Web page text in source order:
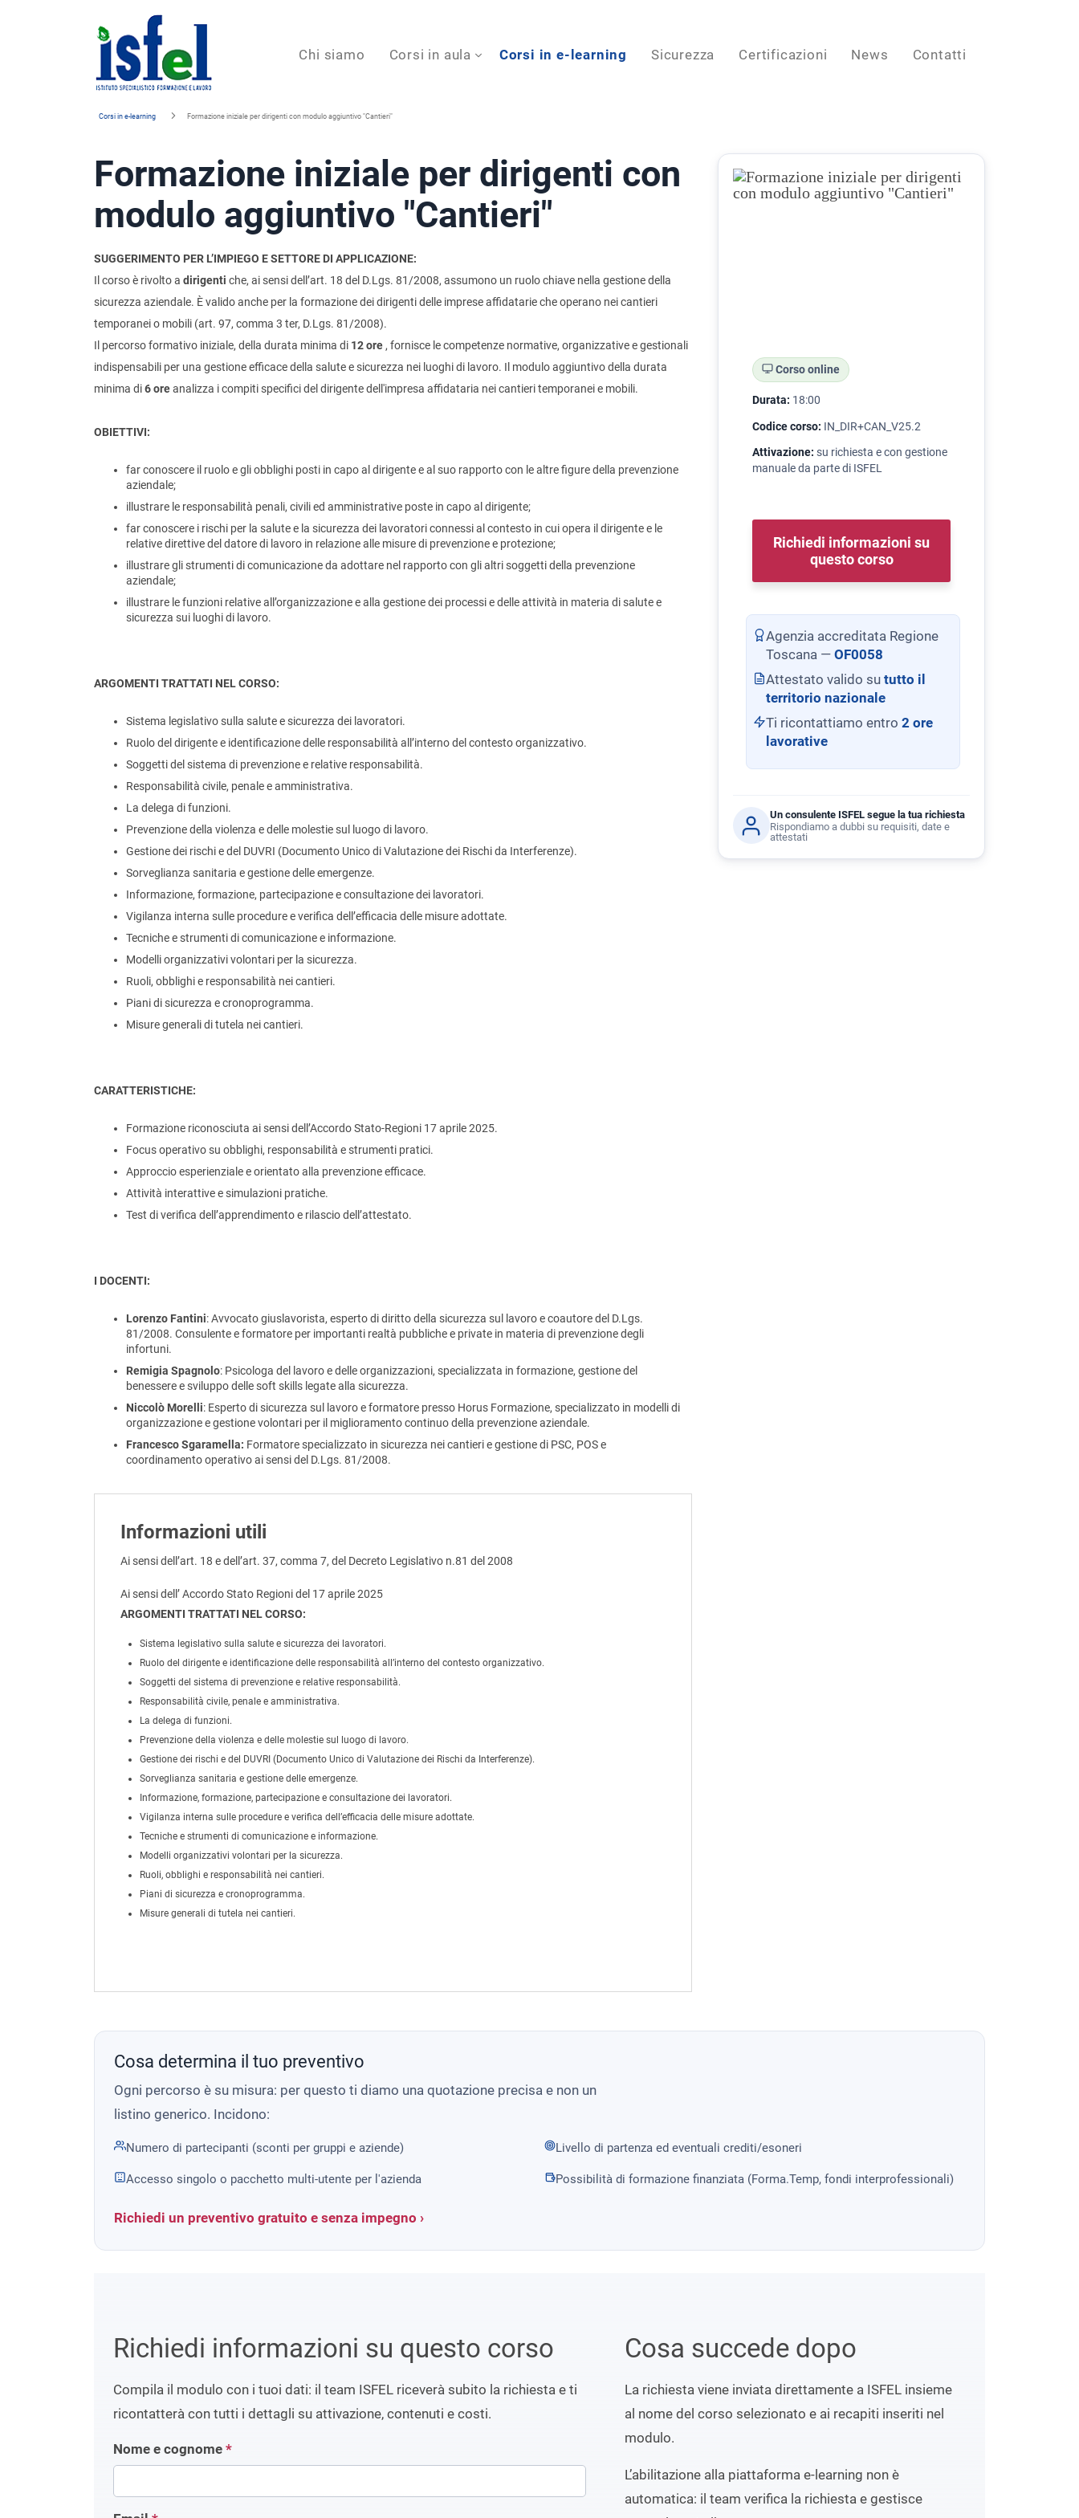
Istituto
formazione
e
lavoro
Chi siamo Corsi in aula Corsi in e-learning Sicurezza Certificazioni News Contatti
Corsi in e-learning Formazione iniziale per dirigenti con modulo aggiuntivo "Cantieri"
Formazione iniziale per dirigenti con
modulo aggiuntivo "Cantieri"
SUGGERIMENTO PER L’IMPIEGO E SETTORE DI APPLICAZIONE:
Il corso è rivolto a dirigenti che, ai sensi dell’art. 18 del D.Lgs. 81/2008, assumono un ruolo chiave nella gestione della
sicurezza aziendale. È valido anche per la formazione dei dirigenti delle imprese affidatarie che operano nei cantieri
temporanei o mobili (art. 97, comma 3 ter, D.Lgs. 81/2008).
Il percorso formativo iniziale, della durata minima di 12 ore, fornisce le competenze normative, organizzative e gestionali
indispensabili per una gestione efficace della salute e sicurezza nei luoghi di lavoro. Il modulo aggiuntivo della durata
minima di6 oreanalizza i compiti specifici del dirigente dell'impresa affidataria nei cantieri temporanei e mobili.
OBIETTIVI:
far conoscere il ruolo e gli obblighi posti in capo al dirigente e al suo rapporto con le altre figure della prevenzione
aziendale;
illustrare le responsabilità penali, civili ed amministrative poste in capo al dirigente;
far conoscere i rischi per la salute e la sicurezza dei lavoratori connessi al contesto in cui opera il dirigente e le
relative direttive del datore di lavoro in relazione alle misure di prevenzione e protezione;
illustrare gli strumenti di comunicazione da adottare nel rapporto con gli altri soggetti della prevenzione
aziendale;
illustrare le funzioni relative all’organizzazione e alla gestione dei processi e delle attività in materia di salute e
sicurezza sui luoghi di lavoro.
ARGOMENTI TRATTATI NEL CORSO:
Sistema legislativo sulla salute e sicurezza dei lavoratori.
Ruolo del dirigente e identificazione delle responsabilità all’interno del contesto organizzativo.
Soggetti del sistema di prevenzione e relative responsabilità.
Responsabilità civile, penale e amministrativa.
La delega di funzioni.
Prevenzione della violenza e delle molestie sul luogo di lavoro.
Gestione dei rischi e del DUVRI (Documento Unico di Valutazione dei Rischi da Interferenze).
Sorveglianza sanitaria e gestione delle emergenze.
Informazione, formazione, partecipazione e consultazione dei lavoratori.
Vigilanza interna sulle procedure e verifica dell’efficacia delle misure adottate.
Tecniche e strumenti di comunicazione e informazione.
Modelli organizzativi volontari per la sicurezza.
Ruoli, obblighi e responsabilità nei cantieri.
Piani di sicurezza e cronoprogramma.
Misure generali di tutela nei cantieri.
CARATTERISTICHE:
Formazione riconosciuta ai sensi dell’Accordo Stato-Regioni 17 aprile 2025.
Focus operativo su obblighi, responsabilità e strumenti pratici.
Approccio esperienziale e orientato alla prevenzione efficace.
Attività interattive e simulazioni pratiche.
Test di verifica dell’apprendimento e rilascio dell’attestato.
I DOCENTI:
Lorenzo Fantini: Avvocato giuslavorista, esperto di diritto della sicurezza sul lavoro e coautore del D.Lgs.
81/2008. Consulente e formatore per importanti realtà pubbliche e private in materia di prevenzione degli
infortuni.
Remigia Spagnolo: Psicologa del lavoro e delle organizzazioni, specializzata in formazione, gestione del
benessere e sviluppo delle soft skills legate alla sicurezza.
Niccolò Morelli: Esperto di sicurezza sul lavoro e formatore presso Horus Formazione, specializzato in modelli di
organizzazione e gestione volontari per il miglioramento continuo della prevenzione aziendale.
Francesco Sgaramella: Formatore specializzato in sicurezza nei cantieri e gestione di PSC, POS e
coordinamento operativo ai sensi del D.Lgs. 81/2008.
Informazioni utili
Ai sensi dell’art. 18 e dell’art. 37, comma 7, del Decreto Legislativo n.81 del 2008
Ai sensi dell’ Accordo Stato Regioni del 17 aprile 2025
ARGOMENTI TRATTATI NEL CORSO:
Sistema legislativo sulla salute e sicurezza dei lavoratori.
Ruolo del dirigente e identificazione delle responsabilità all’interno del contesto organizzativo.
Soggetti del sistema di prevenzione e relative responsabilità.
Responsabilità civile, penale e amministrativa.
La delega di funzioni.
Prevenzione della violenza e delle molestie sul luogo di lavoro.
Gestione dei rischi e del DUVRI (Documento Unico di Valutazione dei Rischi da Interferenze).
Sorveglianza sanitaria e gestione delle emergenze.
Informazione, formazione, partecipazione e consultazione dei lavoratori.
Vigilanza interna sulle procedure e verifica dell’efficacia delle misure adottate.
Tecniche e strumenti di comunicazione e informazione.
Modelli organizzativi volontari per la sicurezza.
Ruoli, obblighi e responsabilità nei cantieri.
Piani di sicurezza e cronoprogramma.
Misure generali di tutela nei cantieri.
Corso online
Durata: 18:00
Codice corso: IN_DIR+CAN_V25.2
Attivazione: su richiesta e con gestione
manuale da parte di ISFEL
Richiedi informazioni su
questo corso
Agenzia accreditata Regione
Toscana —OF0058
Attestato valido sututto il
territorio nazionale
Ti ricontattiamo entro2 ore
lavorative
Un consulente ISFEL segue la tua richiesta
Rispondiamo a dubbi su requisiti, date e
attestati
Cosa determina il tuo preventivo
Ogni percorso è su misura: per questo ti diamo una quotazione precisa e non un
listino generico. Incidono:
Numero di partecipanti (sconti per gruppi e aziende) Livello di partenza ed eventuali crediti/esoneri
Accesso singolo o pacchetto multi-utente per l'azienda Possibilità di formazione finanziata (Forma.Temp, fondi interprofessionali)
Richiedi un preventivo gratuito e senza impegno ›
Richiedi informazioni su questo corso
Compila il modulo con i tuoi dati: il team ISFEL riceverà subito la richiesta e ti
ricontatterà con tutti i dettagli su attivazione, contenuti e costi.
Nome e cognome *
Cosa succede dopo
La richiesta viene inviata direttamente a ISFEL insieme
al nome del corso selezionato e ai recapiti inseriti nel
modulo.
L’abilitazione alla piattaforma e-learning non è
automatica: il team verifica la richiesta e gestisce